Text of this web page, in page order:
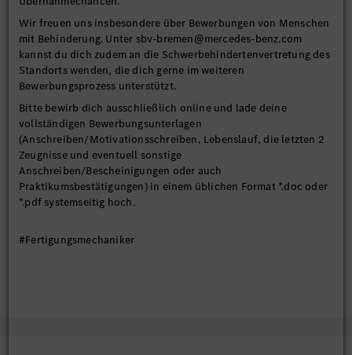
Wir freuen uns insbesondere über Bewerbungen von Menschen
mit Behinderung. Unter sbv-bremen@mercedes-benz.com
kannst du dich zudem an die Schwerbehindertenvertretung des
Standorts wenden, die dich gerne im weiteren
Bewerbungsprozess unterstützt.
Bitte bewirb dich ausschließlich online und lade deine
vollständigen Bewerbungsunterlagen
(Anschreiben/Motivationsschreiben, Lebenslauf, die letzten 2
Zeugnisse und eventuell sonstige
Anschreiben/Bescheinigungen oder auch
Praktikumsbestätigungen) in einem üblichen Format *.doc oder
*.pdf systemseitig hoch.
#Fertigungsmechaniker